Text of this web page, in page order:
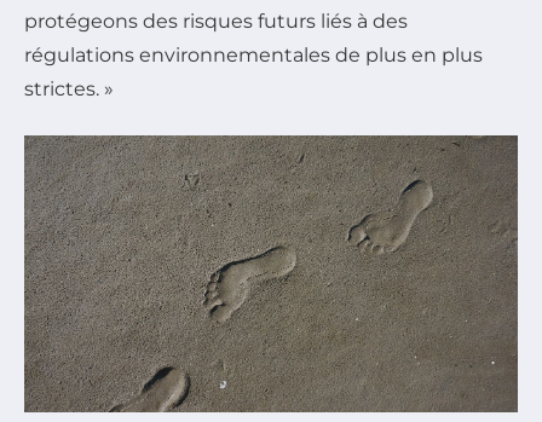
protégeons des risques futurs liés à des
régulations environnementales de plus en plus
strictes. »